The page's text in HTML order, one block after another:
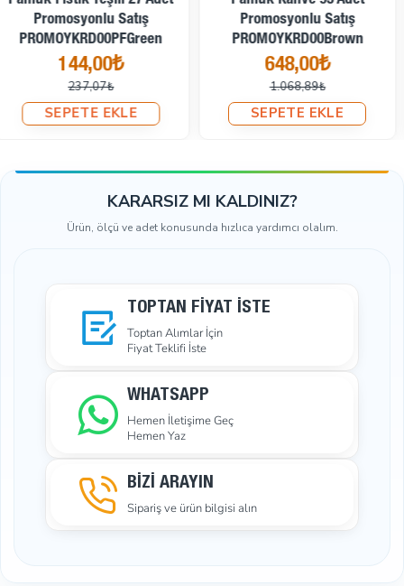
Promosyonlu Satış
PROMOYKRD00PPink
324,00₺
534,44₺
SEPETE EKLE
11,88₺
SEPETE EKLE
KARARSIZ MI KALDINIZ?
Ürün, ölçü ve adet konusunda hızlıca yardımcı olalım.
TOPTAN FIYAT İSTE
Toptan Alımlar İçin
Fiyat Teklifi İste
WHATSAPP
Hemen İletişime Geç
Hemen Yaz
BİZİ ARAYIN
Sipariş ve ürün bilgisi alın